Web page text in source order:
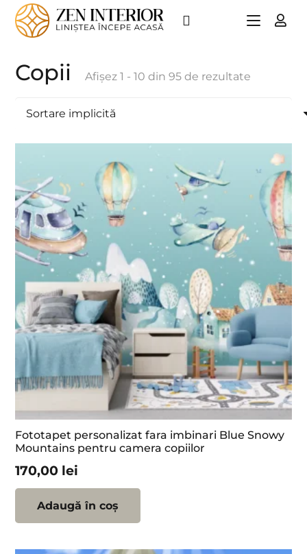
Copii Afișez 1 - 10 din 95 de rezultate
Fototapet personalizat fara imbinari Blue Snowy
Mountains pentru camera copiilor
170,00 lei
Adaugă în coș